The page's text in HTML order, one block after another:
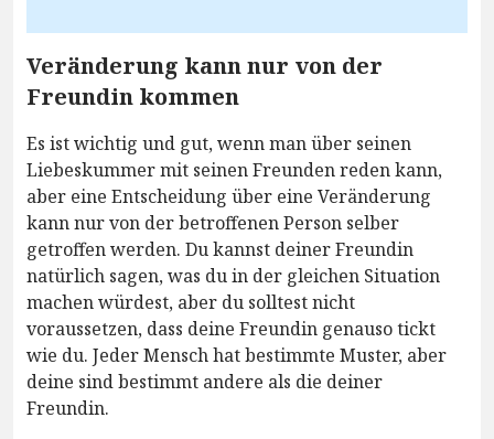
Veränderung kann nur von der
Freundin kommen
Es ist wichtig und gut, wenn man über seinen
Liebeskummer mit seinen Freunden reden kann,
aber eine Entscheidung über eine Veränderung
kann nur von der betroffenen Person selber
getroffen werden. Du kannst deiner Freundin
natürlich sagen, was du in der gleichen Situation
machen würdest, aber du solltest nicht
voraussetzen, dass deine Freundin genauso tickt
wie du. Jeder Mensch hat bestimmte Muster, aber
deine sind bestimmt andere als die deiner
Freundin.